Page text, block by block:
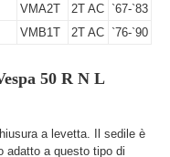
VMA2T 2T AC `67-`83
VMB1T 2T AC `76-`90
50 R N L
a levetta. Il sedile è
adatto a questo tipo di